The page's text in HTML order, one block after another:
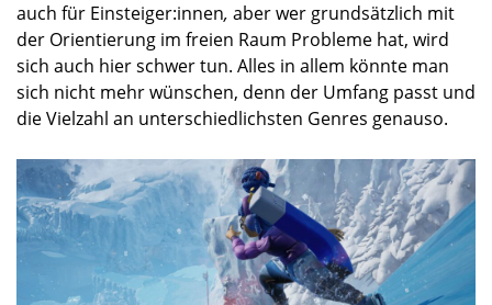
auch für Einsteiger:innen, aber wer grundsätzlich mit
der Orientierung im freien Raum Probleme hat, wird
sich auch hier schwer tun. Alles in allem könnte man
sich nicht mehr wünschen, denn der Umfang passt und
die Vielzahl an unterschiedlichsten Genres genauso.